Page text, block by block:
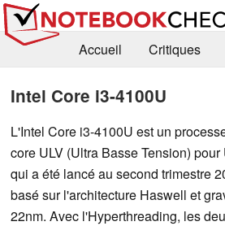
Accueil Critiques
Intel Core i3-4100U
L'Intel Core i3-4100U est un
core ULV (Ultra Basse Tension)
qui a été lancé au second trimestre
basé sur l'architecture Haswell et
22nm. Avec l'Hyperthreading, les